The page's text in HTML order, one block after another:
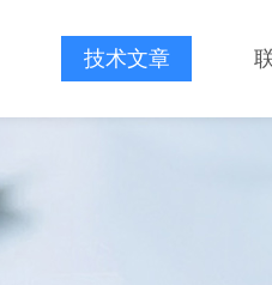
技术文章